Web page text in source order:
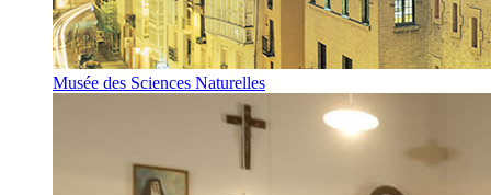
Musée des Sciences Naturelles